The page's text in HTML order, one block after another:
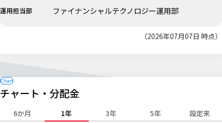
運用担当部 ファイナンシャルテクノロジー運用部
（2026年07月07日 時点）
チャート・分配金
6か月 1年 3年 5年 設定来